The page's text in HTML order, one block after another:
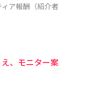
ア報酬（紹介者
、モニター案